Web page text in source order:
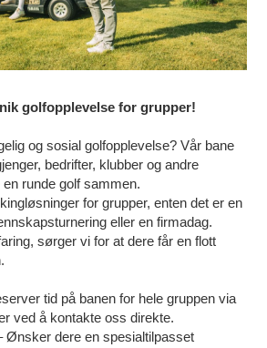
golfopplevelse for grupper!
og sosial golfopplevelse? Vår bane
bedrifter, klubber og andre
runde golf sammen.
for grupper, enten det er en
eller en firmadag.
sørger vi for at dere får en flott
tid på banen for hele gruppen via
ved å kontakte oss direkte.
Ønsker dere en spesialtilpasset